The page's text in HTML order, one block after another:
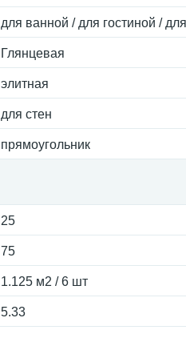
для ванной / для гостиной /
Глянцевая
элитная
для стен
прямоугольник
25
75
1.125 м2 / 6 шт
5.33